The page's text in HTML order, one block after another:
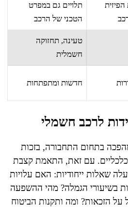
הפיזית
תלויים גם במפרט
הטכני של הרכב
טעינה, תחזוקה
חשמלית
חדשות ומתפתחות
לרכב חשמלי
בתחום התחבורה, בזכות
עם זאת, התאמת קצבת
שאלות ייחודיות: האם עלויות
בשיעורי הגמלה? מהי ההשפעה
על הזכאות? ומה ותקנות הביטוח